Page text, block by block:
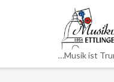
…Musik ist